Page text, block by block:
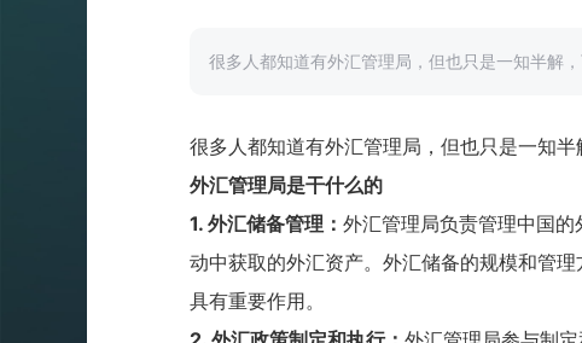
很多人都知道有外汇管理局，但也只是一知半解
很多人都知道有外汇管理局，但也只是一知半
外汇管理局是干什么的
1. 外汇储备管理： 外汇管理局负责管理中国
动中获取的外汇资产。外汇储备的规模和管
具有重要作用。